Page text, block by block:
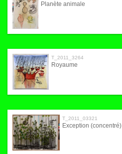
Planète animale
T_2011_3264
Royaume
T_2011_03321
Exception (concentré)